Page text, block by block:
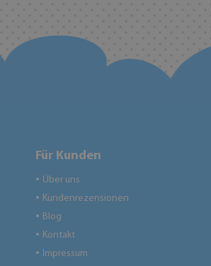
Für Kunden
● Über uns
● Kundenrezensionen
● Blog
● Kontakt
● Impressum